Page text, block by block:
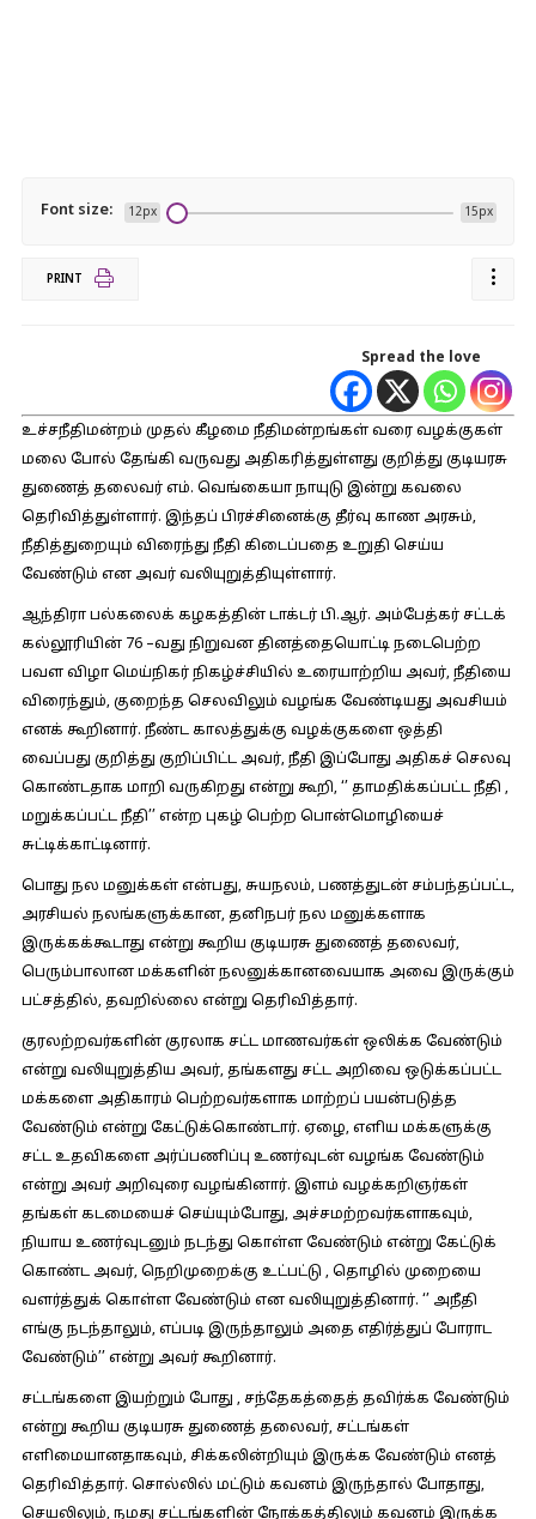
Font size: 12px 15px
PRINT
Spread the love
உச்சநீதிமன்றம் முதல் கீழமை நீதிமன்றங்கள் வரை வழக்குகள்
மலை போல் தேங்கி வருவது அதிகரித்துள்ளது குறித்து குடியரசு
துணைத் தலைவர் எம். வெங்கையா நாயுடு இன்று கவலை
தெரிவித்துள்ளார். இந்தப் பிரச்சினைக்கு தீர்வு காண அரசும்,
நீதித்துறையும் விரைந்து நீதி கிடைப்பதை உறுதி செய்ய
வேண்டும் என அவர் வலியுறுத்தியுள்ளார்.
ஆந்திரா பல்கலைக் கழகத்தின் டாக்டர் பி.ஆர். அம்பேத்கர் சட்டக்
கல்லூரியின் 76 –வது நிறுவன தினத்தையொட்டி நடைபெற்ற
பவள விழா மெய்நிகர் நிகழ்ச்சியில் உரையாற்றிய அவர், நீதியை
விரைந்தும், குறைந்த செலவிலும் வழங்க வேண்டியது அவசியம்
எனக் கூறினார். நீண்ட காலத்துக்கு வழக்குகளை ஒத்தி
வைப்பது குறித்து குறிப்பிட்ட அவர், நீதி இப்போது அதிகச் செலவு
கொண்டதாக மாறி வருகிறது என்று கூறி, ‘’ தாமதிக்கப்பட்ட நீதி ,
மறுக்கப்பட்ட நீதி’’ என்ற புகழ் பெற்ற பொன்மொழியைச்
சுட்டிக்காட்டினார்.
பொது நல மனுக்கள் என்பது, சுயநலம், பணத்துடன் சம்பந்தப்பட்ட,
அரசியல் நலங்களுக்கான, தனிநபர் நல மனுக்களாக
இருக்கக்கூடாது என்று கூறிய குடியரசு துணைத் தலைவர்,
பெரும்பாலான மக்களின் நலனுக்கானவையாக அவை இருக்கும்
பட்சத்தில், தவறில்லை என்று தெரிவித்தார்.
குரலற்றவர்களின் குரலாக சட்ட மாணவர்கள் ஒலிக்க வேண்டும்
என்று வலியுறுத்திய அவர், தங்களது சட்ட அறிவை ஒடுக்கப்பட்ட
மக்களை அதிகாரம் பெற்றவர்களாக மாற்றப் பயன்படுத்த
வேண்டும் என்று கேட்டுக்கொண்டார். ஏழை, எளிய மக்களுக்கு
சட்ட உதவிகளை அர்ப்பணிப்பு உணர்வுடன் வழங்க வேண்டும்
என்று அவர் அறிவுரை வழங்கினார். இளம் வழக்கறிஞர்கள்
தங்கள் கடமையைச் செய்யும்போது, அச்சமற்றவர்களாகவும்,
நியாய உணர்வுடனும் நடந்து கொள்ள வேண்டும் என்று கேட்டுக்
கொண்ட அவர், நெறிமுறைக்கு உட்பட்டு , தொழில் முறையை
வளர்த்துக் கொள்ள வேண்டும் என வலியுறுத்தினார். ‘’ அநீதி
எங்கு நடந்தாலும், எப்படி இருந்தாலும் அதை எதிர்த்துப் போராட
வேண்டும்’’ என்று அவர் கூறினார்.
சட்டங்களை இயற்றும் போது , சந்தேகத்தைத் தவிர்க்க வேண்டும்
என்று கூறிய குடியரசு துணைத் தலைவர், சட்டங்கள்
எளிமையானதாகவும், சிக்கலின்றியும் இருக்க வேண்டும் எனத்
தெரிவித்தார். சொல்லில் மட்டும் கவனம் இருந்தால் போதாது,
செயலிலும், நமது சட்டங்களின் நோக்கத்திலும் கவனம் இருக்க